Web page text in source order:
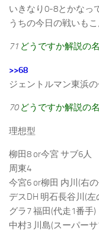
いきなり0-8とかなっ
うちの今日の戦いも
71 どうですか解説の
>>68
ジェントルマン東浜
70 どうですか解説の
理想型
柳田8 or今宮 サブ6人
周東4
今宮6 or柳田 内川(右
デスDH 明石長谷川(左
グラ7 福田(代走1番手)
中村3 川島(スーパーサ